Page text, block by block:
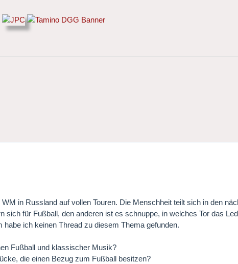
in Russland auf vollen Touren. Die Menschheit teilt sich in den
sich für Fußball, den anderen ist es schnuppe, in welches Tor das
habe ich keinen Thread zu diesem Thema gefunden.
Fußball und klassischer Musik?
die einen Bezug zum Fußball besitzen?